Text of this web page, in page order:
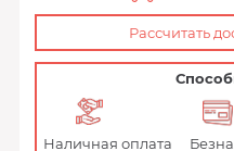
Рассчитать
Наличная оплата